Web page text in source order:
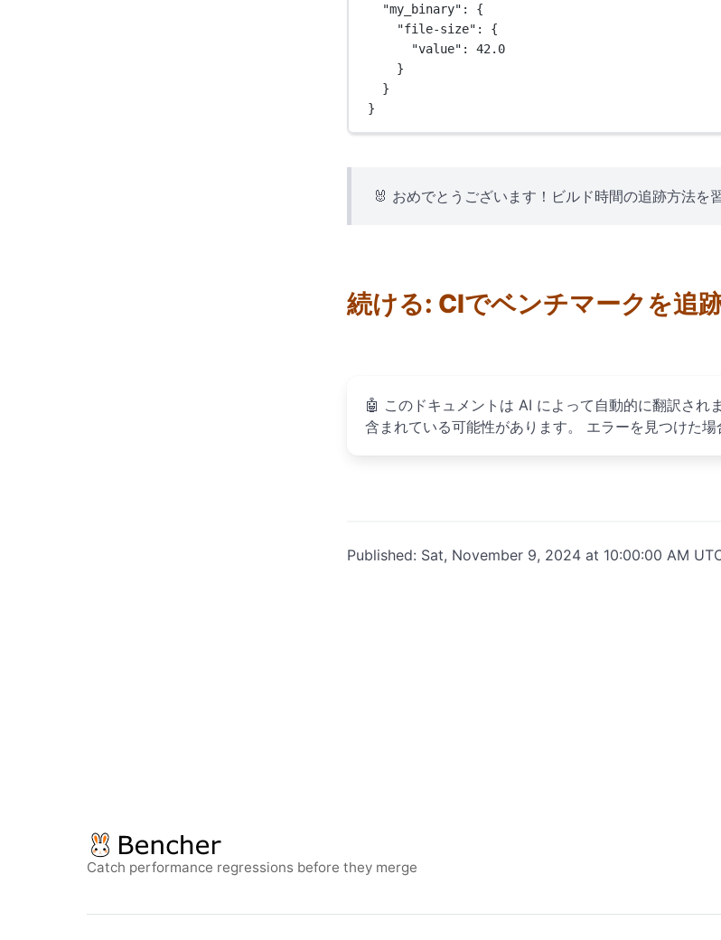
"my_binary" : {
"file-size" : {
"value" : 42.0
}
}
}
🐰 おめでとうございます！ビルド時間の追跡方法を
続ける: CIでベンチマークを追
🤖 このドキュメントは AI によって自動的に翻訳さ
含まれている可能性があります。 エラーを見つけた場
Published: Sat, November 9, 2024 at 10:00:00 AM
Catch performance regressions before they merge